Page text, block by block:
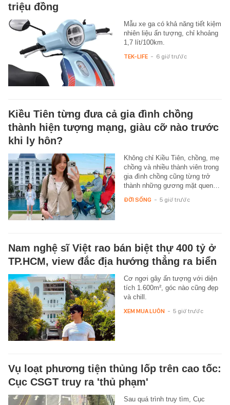
triệu đồng
Mẫu xe ga có khả năng tiết kiệm
nhiên liệu ấn tượng, chỉ khoảng
1,7 lít/100km.
TEK-LIFE - 6 giờ trước
Kiều Tiên từng đưa cả gia đình chồng
thành hiện tượng mạng, giàu cỡ nào trước
khi ly hôn?
Không chỉ Kiều Tiên, chồng, mẹ
chồng và nhiều thành viên trong
gia đình chồng cũng từng trở
thành những gương mặt quen…
ĐỜI SỐNG - 5 giờ trước
Nam nghệ sĩ Việt rao bán biệt thự 400 tỷ ở
TP.HCM, view đắc địa hướng thẳng ra biển
Cơ ngơi gây ấn tượng với diện
tích 1.600m², góc nào cũng đẹp
và chill.
XEM MUA LUÔN - 5 giờ trước
Vụ loạt phương tiện thủng lốp trên cao tốc:
Cục CSGT truy ra 'thủ phạm'
Sau quá trình truy tìm, Cục